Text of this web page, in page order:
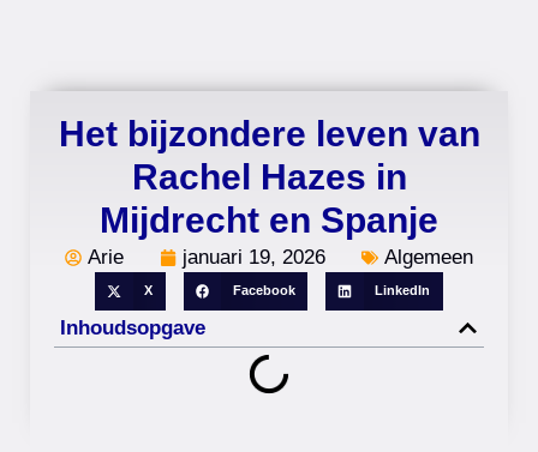
Het bijzondere leven van
Rachel Hazes in
Mijdrecht en Spanje
Arie januari 19, 2026 Algemeen
X Facebook LinkedIn
Inhoudsopgave